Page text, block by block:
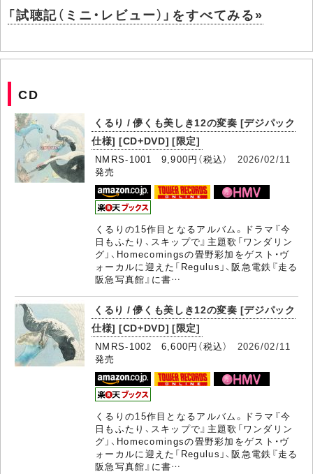
「試聴記（ミニ・レビュー）」をすべてみる»
CD
くるり / 儚くも美しき12の変奏 [デジパック
仕様] [CD+DVD] [限定]
NMRS-1001 9,900円（税込） 2026/02/11
発売
くるりの15作目となるアルバム。ドラマ『今
日もふたり、スキップで』主題歌「ワンダリン
グ」、Homecomingsの畳野彩加をゲスト・ヴ
ォーカルに迎えた「Regulus」、阪急電鉄『走る
阪急写真館』に書…
くるり / 儚くも美しき12の変奏 [デジパック
仕様] [CD+DVD] [限定]
NMRS-1002 6,600円（税込） 2026/02/11
発売
くるりの15作目となるアルバム。ドラマ『今
日もふたり、スキップで』主題歌「ワンダリン
グ」、Homecomingsの畳野彩加をゲスト・ヴ
ォーカルに迎えた「Regulus」、阪急電鉄『走る
阪急写真館』に書…